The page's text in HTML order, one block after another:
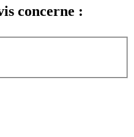
concerne :